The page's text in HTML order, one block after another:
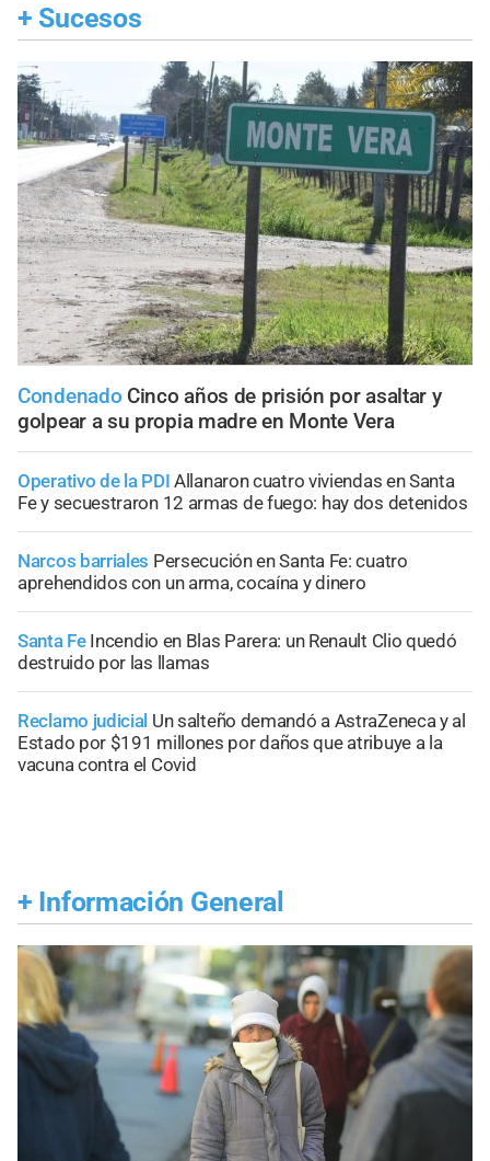
+ Sucesos
Condenado Cinco años de prisión por asaltar y
golpear a su propia madre en Monte Vera
Operativo de la PDI Allanaron cuatro viviendas en Santa
Fe y secuestraron 12 armas de fuego: hay dos detenidos
Narcos barriales Persecución en Santa Fe: cuatro
aprehendidos con un arma, cocaína y dinero
Santa Fe Incendio en Blas Parera: un Renault Clio quedó
destruido por las llamas
Reclamo judicial Un salteño demandó a AstraZeneca y al
Estado por $191 millones por daños que atribuye a la
vacuna contra el Covid
+ Información General